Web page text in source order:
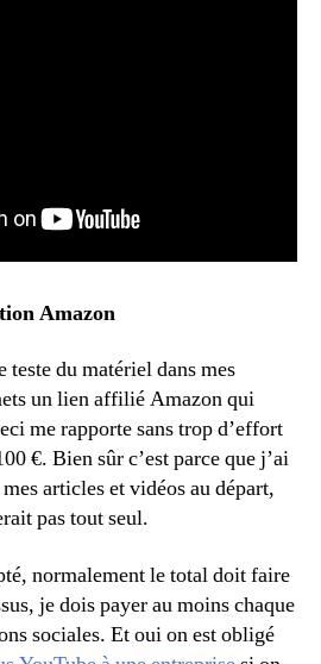
Amazon
du matériel dans mes
un lien affilié Amazon qui
me rapporte sans trop d’effort
€. Bien sûr c’est parce que j’ai
articles et vidéos au départ,
pas tout seul.
normalement le total doit faire
je dois payer au moins chaque
sociales. Et oui on est obligé